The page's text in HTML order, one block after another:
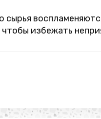
сырья
избежать